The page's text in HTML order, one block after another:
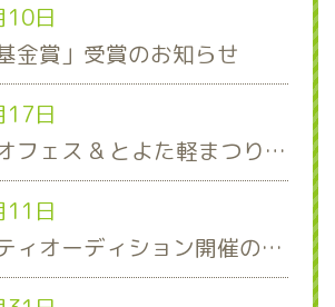
日
金賞」受賞のお知らせ
日
『三河ラジオフェス & とよた軽まつり』ステージスケジュール発表！
日
パーソナリティオーディション開催のお知らせ